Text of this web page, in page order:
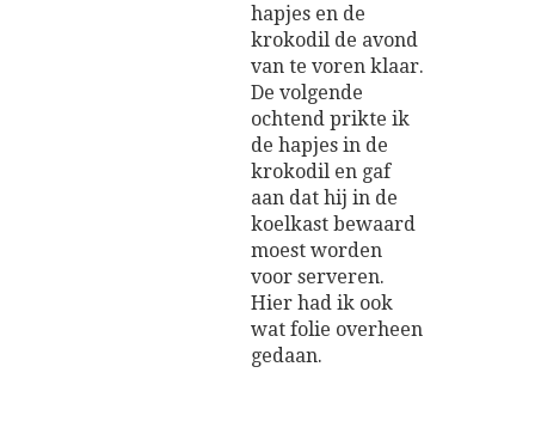
hapjes en de
krokodil de avond
van te voren klaar.
De volgende
ochtend prikte ik
de hapjes in de
krokodil en gaf
aan dat hij in de
koelkast bewaard
moest worden
voor serveren.
Hier had ik ook
wat folie overheen
gedaan.